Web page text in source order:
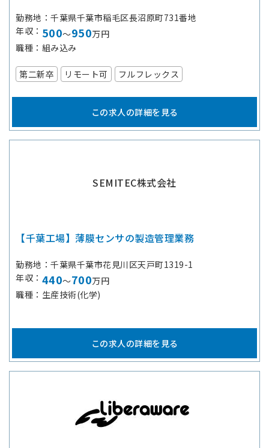
勤務地
千葉県千葉市稲毛区長沼原町731番地
年収
500～950万円
職種
組み込み
第二新卒 リモート可 フルフレックス
この求人の詳細を見る
SEMITEC株式会社
【千葉工場】薄膜センサの製造管理業務
勤務地
千葉県千葉市花見川区天戸町1319-1
年収
440～700万円
職種
生産技術(化学)
この求人の詳細を見る